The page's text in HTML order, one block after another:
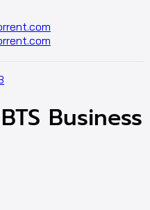
Business